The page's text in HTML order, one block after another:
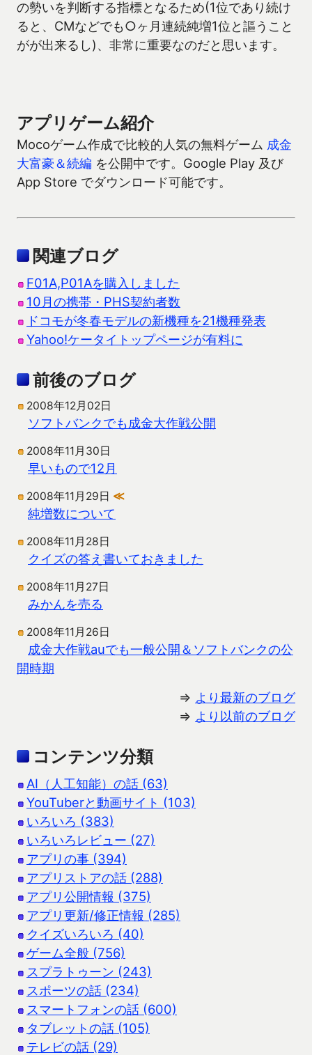
の勢いを判断する指標となるため(1位であり続け
ると、CMなどでも○ヶ月連続純増1位と謳うこと
がが出来るし)、非常に重要なのだと思います。
アプリゲーム紹介
Mocoゲーム作成で比較的人気の無料ゲーム 成金
大富豪＆続編 を公開中です。Google Play 及び
App Store でダウンロード可能です。
関連ブログ
F01A,P01Aを購入しました
10月の携帯・PHS契約者数
ドコモが冬春モデルの新機種を21機種発表
Yahoo!ケータイトップページが有料に
前後のブログ
2008年12月02日
ソフトバンクでも成金大作戦公開
2008年11月30日
早いもので12月
2008年11月29日 ≪
純増数について
2008年11月28日
クイズの答え書いておきました
2008年11月27日
みかんを売る
2008年11月26日
成金大作戦auでも一般公開＆ソフトバンクの公
開時期
⇒ より最新のブログ
⇒ より以前のブログ
コンテンツ分類
AI（人工知能）の話 (63)
YouTuberと動画サイト (103)
いろいろ (383)
いろいろレビュー (27)
アプリの事 (394)
アプリストアの話 (288)
アプリ公開情報 (375)
アプリ更新/修正情報 (285)
クイズいろいろ (40)
ゲーム全般 (756)
スプラトゥーン (243)
スポーツの話 (234)
スマートフォンの話 (600)
タブレットの話 (105)
テレビの話 (29)